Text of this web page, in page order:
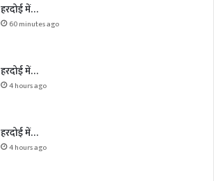
हरदोई में…
60 minutes ago
हरदोई में…
4 hours ago
हरदोई में…
4 hours ago